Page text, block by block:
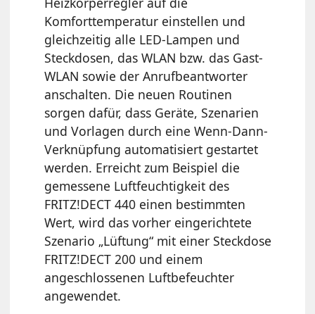
Komforttemperatur einstellen und
gleichzeitig alle LED-Lampen und
Steckdosen, das WLAN bzw. das Gast-
WLAN sowie der Anrufbeantworter
anschalten. Die neuen Routinen
sorgen dafür, dass Geräte, Szenarien
und Vorlagen durch eine Wenn-Dann-
Verknüpfung automatisiert gestartet
werden. Erreicht zum Beispiel die
gemessene Luftfeuchtigkeit des
FRITZ!DECT 440 einen bestimmten
Wert, wird das vorher eingerichtete
Szenario „Lüftung“ mit einer Steckdose
FRITZ!DECT 200 und einem
angeschlossenen Luftbefeuchter
angewendet.